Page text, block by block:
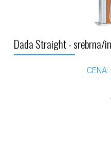
Dada Straight - srebrna/